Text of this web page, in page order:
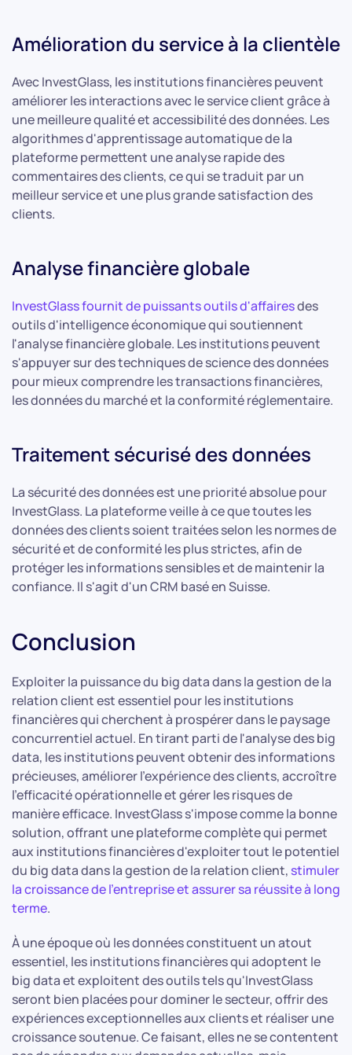
Amélioration du service à la clientèle
Avec InvestGlass, les institutions financières peuvent
améliorer les interactions avec le service client grâce à
une meilleure qualité et accessibilité des données. Les
algorithmes d'apprentissage automatique de la
plateforme permettent une analyse rapide des
commentaires des clients, ce qui se traduit par un
meilleur service et une plus grande satisfaction des
clients.
Analyse financière globale
InvestGlass fournit de puissants outils d'affairesdes
outils d'intelligence économique qui soutiennent
l'analyse financière globale. Les institutions peuvent
s'appuyer sur des techniques de science des données
pour mieux comprendre les transactions financières,
les données du marché et la conformité réglementaire.
Traitement sécurisé des données
La sécurité des données est une priorité absolue pour
InvestGlass. La plateforme veille à ce que toutes les
données des clients soient traitées selon les normes de
sécurité et de conformité les plus strictes, afin de
protéger les informations sensibles et de maintenir la
confiance. Il s'agit d'un CRM basé en Suisse.
Conclusion
Exploiter la puissance du big data dans la gestion de la
relation client est essentiel pour les institutions
financières qui cherchent à prospérer dans le paysage
concurrentiel actuel. En tirant parti de l'analyse des big
data, les institutions peuvent obtenir des informations
précieuses, améliorer l'expérience des clients, accroître
l'efficacité opérationnelle et gérer les risques de
manière efficace. InvestGlass s'impose comme la bonne
solution, offrant une plateforme complète qui permet
aux institutions financières d'exploiter tout le potentiel
du big data dans la gestion de la relation client, stimuler
la croissance de l'entreprise et assurer sa réussite à long
terme.
À une époque où les données constituent un atout
essentiel, les institutions financières qui adoptent le
big data et exploitent des outils tels qu'InvestGlass
seront bien placées pour dominer le secteur, offrir des
expériences exceptionnelles aux clients et réaliser une
croissance soutenue. Ce faisant, elles ne se contentent